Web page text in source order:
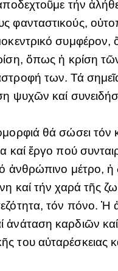
τήν
φανταστικούς,
ὅπως ἡ κρίση
των. Τά
ψυχῶν καί
θά σώσει τόν
καί ἔργο πού
ἀνθρώπινο μέτρο,
καί τήν χαρά
τόν πόνο. Ἡ
ἀνάταση καρδιῶν
του αὐταρέσκειας